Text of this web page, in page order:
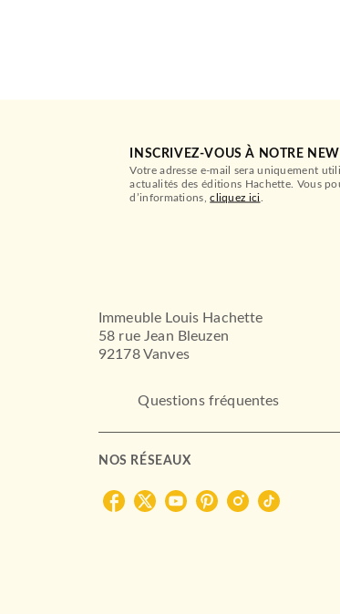
INSCRIVEZ-VOUS À NOTRE
Votre adresse e-mail sera uniquement
actualités des éditions Hachette. Vous
d’informations,cliquez ici
Immeuble Louis Hachette
58 rue Jean Bleuzen
92178 Vanves
Questions fréquentes
NOS RÉSEAUX